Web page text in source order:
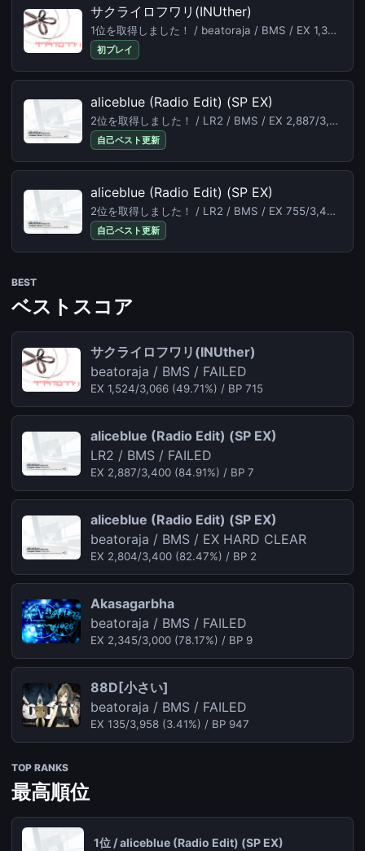
サクライロフワリ(INUther)
1位を取得しました！ / beatoraja / BMS / EX 1,367/3,066 (44.59%) /
初プレイ
aliceblue (Radio Edit) (SP EX)
2位を取得しました！ / LR2 / BMS / EX 2,887/3,400 (84.91%) /
自己ベスト更新
aliceblue (Radio Edit) (SP EX)
2位を取得しました！ / LR2 / BMS / EX 755/3,400 (22.21%) /
自己ベスト更新
BEST
ベストスコア
サクライロフワリ(INUther)
beatoraja / BMS / FAILED
EX 1,524/3,066 (49.71%) / BP 715
aliceblue (Radio Edit) (SP EX)
LR2 / BMS / FAILED
EX 2,887/3,400 (84.91%) / BP 7
aliceblue (Radio Edit) (SP EX)
beatoraja / BMS / EX HARD CLEAR
EX 2,804/3,400 (82.47%) / BP 2
Akasagarbha
beatoraja / BMS / FAILED
EX 2,345/3,000 (78.17%) / BP 9
88D[小さい]
beatoraja / BMS / FAILED
EX 135/3,958 (3.41%) / BP 947
TOP RANKS
最高順位
1位 / aliceblue (Radio Edit) (SP EX)